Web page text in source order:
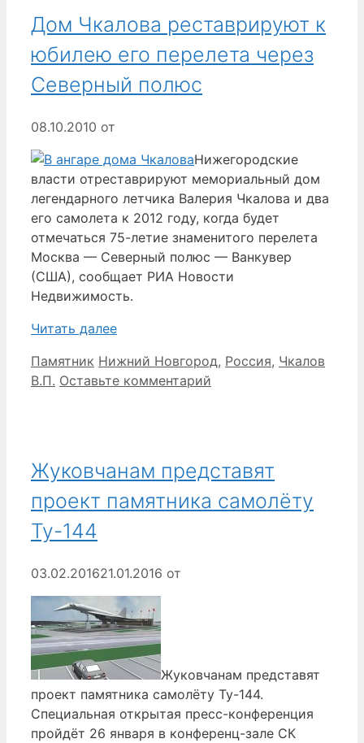
Дом Чкалова реставрируют к
юбилею его перелета через
Северный полюс
08.10.2010 от
Нижегородские
власти отреставрируют мемориальный дом
легендарного летчика Валерия Чкалова и два
его самолета к 2012 году, когда будет
отмечаться 75-летие знаменитого перелета
Москва — Северный полюс — Ванкувер
(США), сообщает РИА Новости
Недвижимость.
Читать далее
Рубрики
Памятник Метки
Нижний Новгород, Россия, Чкалов
В.П. Оставьте комментарий
Жуковчанам представят
проект памятника самолёту
Ту-144
03.02.201621.01.2016 от
Жуковчанам представят
проект памятника самолёту Ту-144.
Специальная открытая пресс-конференция
пройдёт 26 января в конференц-зале СК